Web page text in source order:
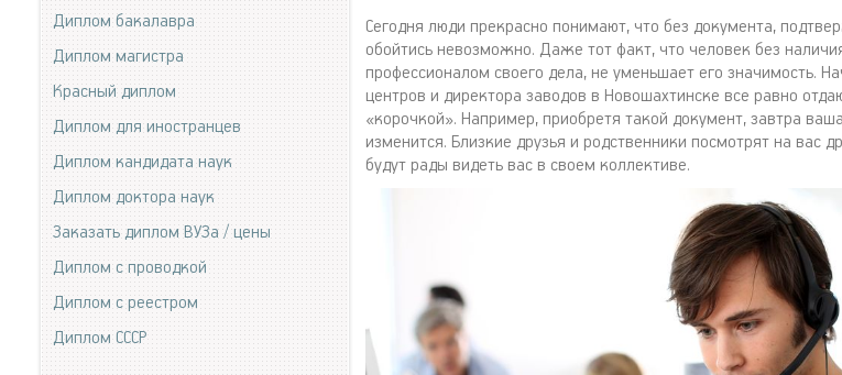
Сегодня люди прекрасно понимают, что без документа,
обойтись невозможно. Даже тот факт, что человек без
профессионалом своего дела, не уменьшает его значимость.
центров и директора заводов в Новошахтинске все равно
«корочкой». Например, приобретя такой документ, завтра
изменится. Близкие друзья и родственники посмотрят на вас
будут рады видеть вас в своем коллективе.
Диплом бакалавра
Диплом магистра
Красный диплом
Диплом для иностранцев
Диплом кандидата наук
Диплом доктора наук
Заказать диплом ВУЗа / цены
Диплом с проводкой
Диплом с реестром
Диплом СССР